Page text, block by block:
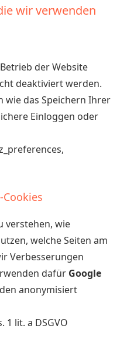
wir verwenden
der Website
deaktiviert werden.
wie das Speichern Ihrer
Einloggen oder
verstehen, wie
welche Seiten am
Verbesserungen
dafür Google
anonymisiert
1 lit. a DSGVO